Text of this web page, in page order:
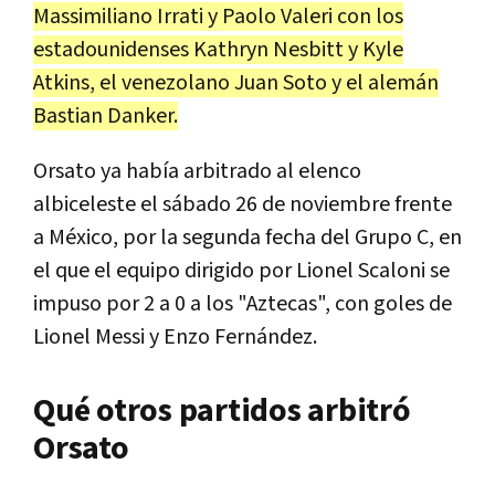
Massimiliano Irrati y Paolo Valeri con los
estadounidenses Kathryn Nesbitt y Kyle
Atkins, el venezolano Juan Soto y el alemán
Bastian Danker.
Orsato ya había arbitrado al elenco
albiceleste el sábado 26 de noviembre frente
a México, por la segunda fecha del Grupo C, en
el que el equipo dirigido por Lionel Scaloni se
impuso por 2 a 0 a los "Aztecas", con goles de
Lionel Messi y Enzo Fernández.
Qué otros partidos arbitró
Orsato